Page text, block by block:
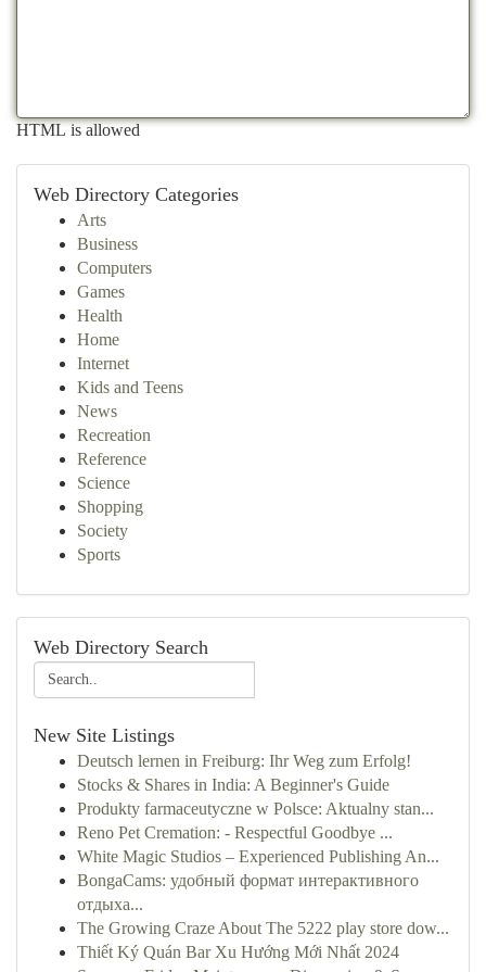
HTML is allowed
Web Directory Categories
Arts
Business
Computers
Games
Health
Home
Internet
Kids and Teens
News
Recreation
Reference
Science
Shopping
Society
Sports
Web Directory Search
New Site Listings
Deutsch lernen in Freiburg: Ihr Weg zum Erfolg!
Stocks & Shares in India: A Beginner's Guide
Produkty farmaceutyczne w Polsce: Aktualny stan...
Reno Pet Cremation: - Respectful Goodbye ...
White Magic Studios – Experienced Publishing An...
BongaCams: удобный формат интерактивного
отдыха...
The Growing Craze About The 5222 play store dow...
Thiết Ký Quán Bar Xu Hướng Mới Nhất 2024